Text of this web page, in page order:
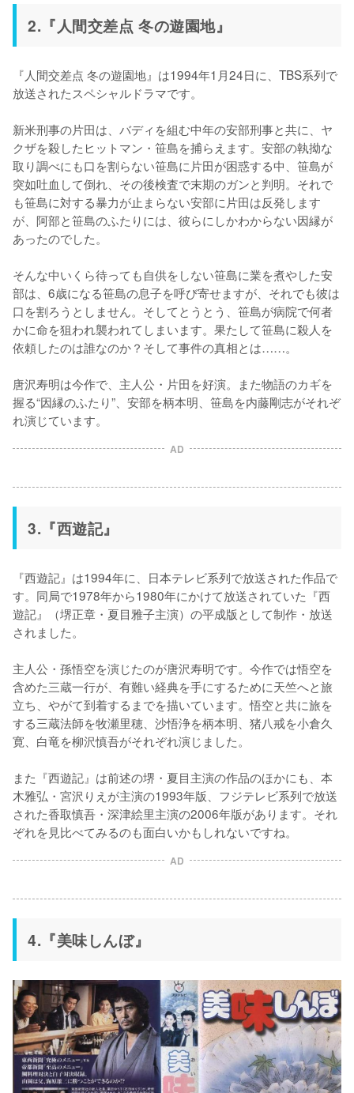
2.『人間交差点 冬の遊園地』
『人間交差点 冬の遊園地』は1994年1月24日に、TBS系列で
放送されたスペシャルドラマです。
新米刑事の片田は、バディを組む中年の安部刑事と共に、ヤ
クザを殺したヒットマン・笹島を捕らえます。安部の執拗な
取り調べにも口を割らない笹島に片田が困惑する中、笹島が
突如吐血して倒れ、その後検査で末期のガンと判明。それで
も笹島に対する暴力が止まらない安部に片田は反発します
が、阿部と笹島のふたりには、彼らにしかわからない因縁が
あったのでした。
そんな中いくら待っても自供をしない笹島に業を煮やした安
部は、6歳になる笹島の息子を呼び寄せますが、それでも彼は
口を割ろうとしません。そしてとうとう、笹島が病院で何者
かに命を狙われ襲われてしまいます。果たして笹島に殺人を
依頼したのは誰なのか？そして事件の真相とは……。
唐沢寿明は今作で、主人公・片田を好演。また物語のカギを
握る“因縁のふたり”、安部を柄本明、笹島を内藤剛志がそれぞ
れ演じています。
AD
3.『西遊記』
『西遊記』は1994年に、日本テレビ系列で放送された作品で
す。同局で1978年から1980年にかけて放送されていた『西
遊記』（堺正章・夏目雅子主演）の平成版として制作・放送
されました。
主人公・孫悟空を演じたのが唐沢寿明です。今作では悟空を
含めた三蔵一行が、有難い経典を手にするために天竺へと旅
立ち、やがて到着するまでを描いています。悟空と共に旅を
する三蔵法師を牧瀬里穂、沙悟浄を柄本明、猪八戒を小倉久
寛、白竜を柳沢慎吾がそれぞれ演じました。
また『西遊記』は前述の堺・夏目主演の作品のほかにも、本
木雅弘・宮沢りえが主演の1993年版、フジテレビ系列で放送
された香取慎吾・深津絵里主演の2006年版があります。それ
ぞれを見比べてみるのも面白いかもしれないですね。
AD
4.『美味しんぼ』